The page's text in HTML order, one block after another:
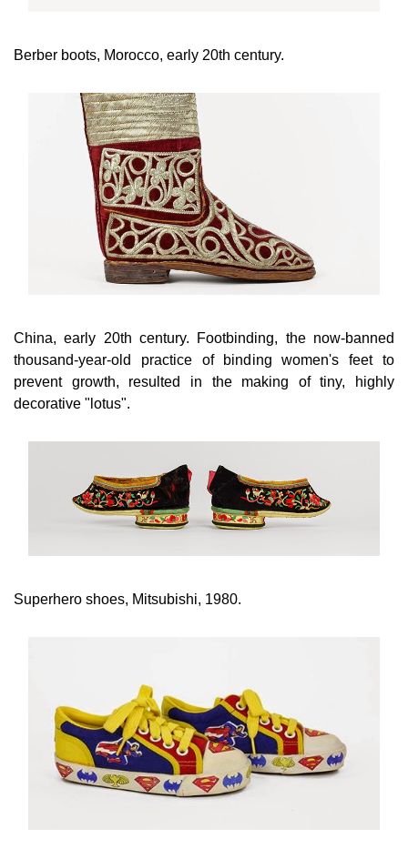
Berber boots, Morocco, early 20th century.
China, early 20th century. Footbinding, the now-banned
thousand-year-old practice of binding women's feet to
prevent growth, resulted in the making of tiny, highly
decorative "lotus".
Superhero shoes, Mitsubishi, 1980.